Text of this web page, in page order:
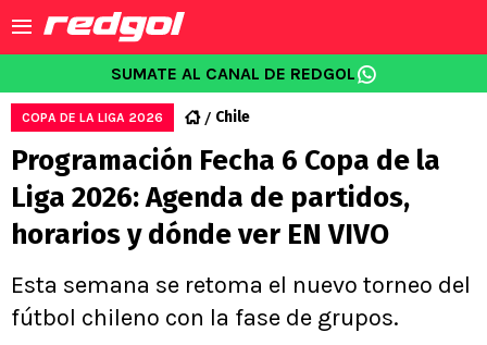
SUMATE AL CANAL DE REDGOL
COPA DE LA LIGA 2026 Chile
Programación Fecha 6 Copa de la
Liga 2026: Agenda de partidos,
horarios y dónde ver EN VIVO
Esta semana se retoma el nuevo torneo del
fútbol chileno con la fase de grupos.